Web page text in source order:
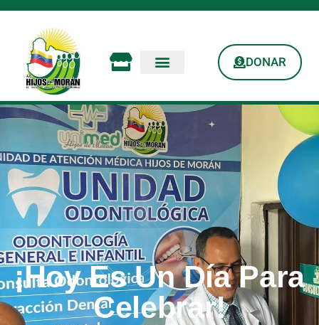
DONAR
¡Hoy Es Un Día Para
Celebrar!